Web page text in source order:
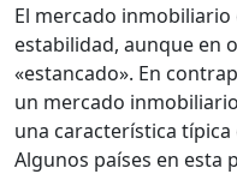
El mercado
estabilidad, aunque en
«estancado». En
un mercado
una característica
Algunos países en esta